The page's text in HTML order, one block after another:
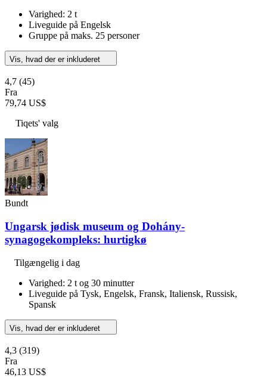
Varighed: 2 t
Liveguide på Engelsk
Gruppe på maks. 25 personer
Vis, hvad der er inkluderet
4,7 (45)
Fra
79,74 US$
Tiqets' valg
Bundt
Ungarsk jødisk museum og Dohány-
synagogekompleks: hurtigkø
Tilgængelig i dag
Varighed: 2 t og 30 minutter
Liveguide på Tysk, Engelsk, Fransk, Italiensk, Russisk,
Spansk
Vis, hvad der er inkluderet
4,3 (319)
Fra
46,13 US$